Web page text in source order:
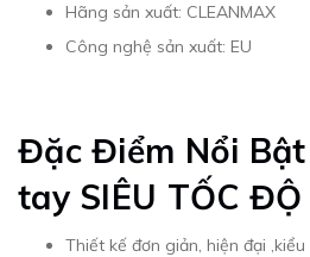
Hãng sản xuất: CLEANMAX
Công nghệ sản xuất: EU
Đặc Điểm Nổi
tay SIÊU TỐC
Thiết kế đơn giản, hiện đại